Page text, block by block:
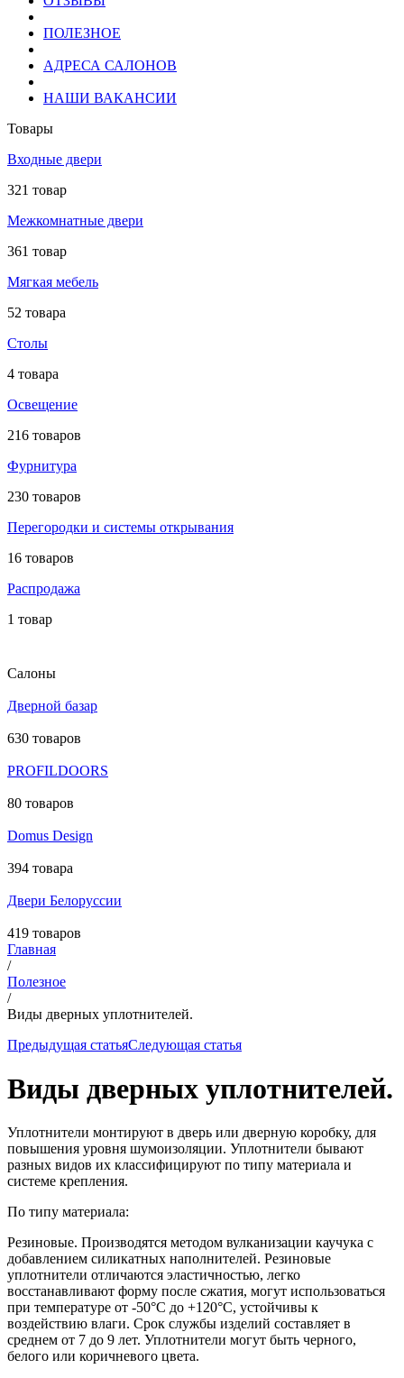
ПОЛЕЗНОЕ
АДРЕСА САЛОНОВ
НАШИ ВАКАНСИИ
Товары
Входные двери
321 товар
Межкомнатные двери
361 товар
Мягкая мебель
52 товара
Столы
4 товара
Освещение
216 товаров
Фурнитура
230 товаров
Перегородки и системы открывания
16 товаров
Распродажа
1 товар
Салоны
Дверной базар
630 товаров
PROFILDOORS
80 товаров
Domus Design
394 товара
Двери Белоруссии
419 товаров
Главная
/
Полезное
/
Виды дверных уплотнителей.
Предыдущая статьяСледующая статья
Виды дверных уплотнителей.
Уплотнители монтируют в дверь или дверную коробку, для
повышения уровня шумоизоляции. Уплотнители бывают
разных видов их классифицируют по типу материала и
системе крепления.
По типу материала:
Резиновые. Производятся методом вулканизации каучука с
добавлением силикатных наполнителей. Резиновые
уплотнители отличаются эластичностью, легко
восстанавливают форму после сжатия, могут использоваться
при температуре от -50°С до +120°С, устойчивы к
воздействию влаги. Срок службы изделий составляет в
среднем от 7 до 9 лет. Уплотнители могут быть черного,
белого или коричневого цвета.